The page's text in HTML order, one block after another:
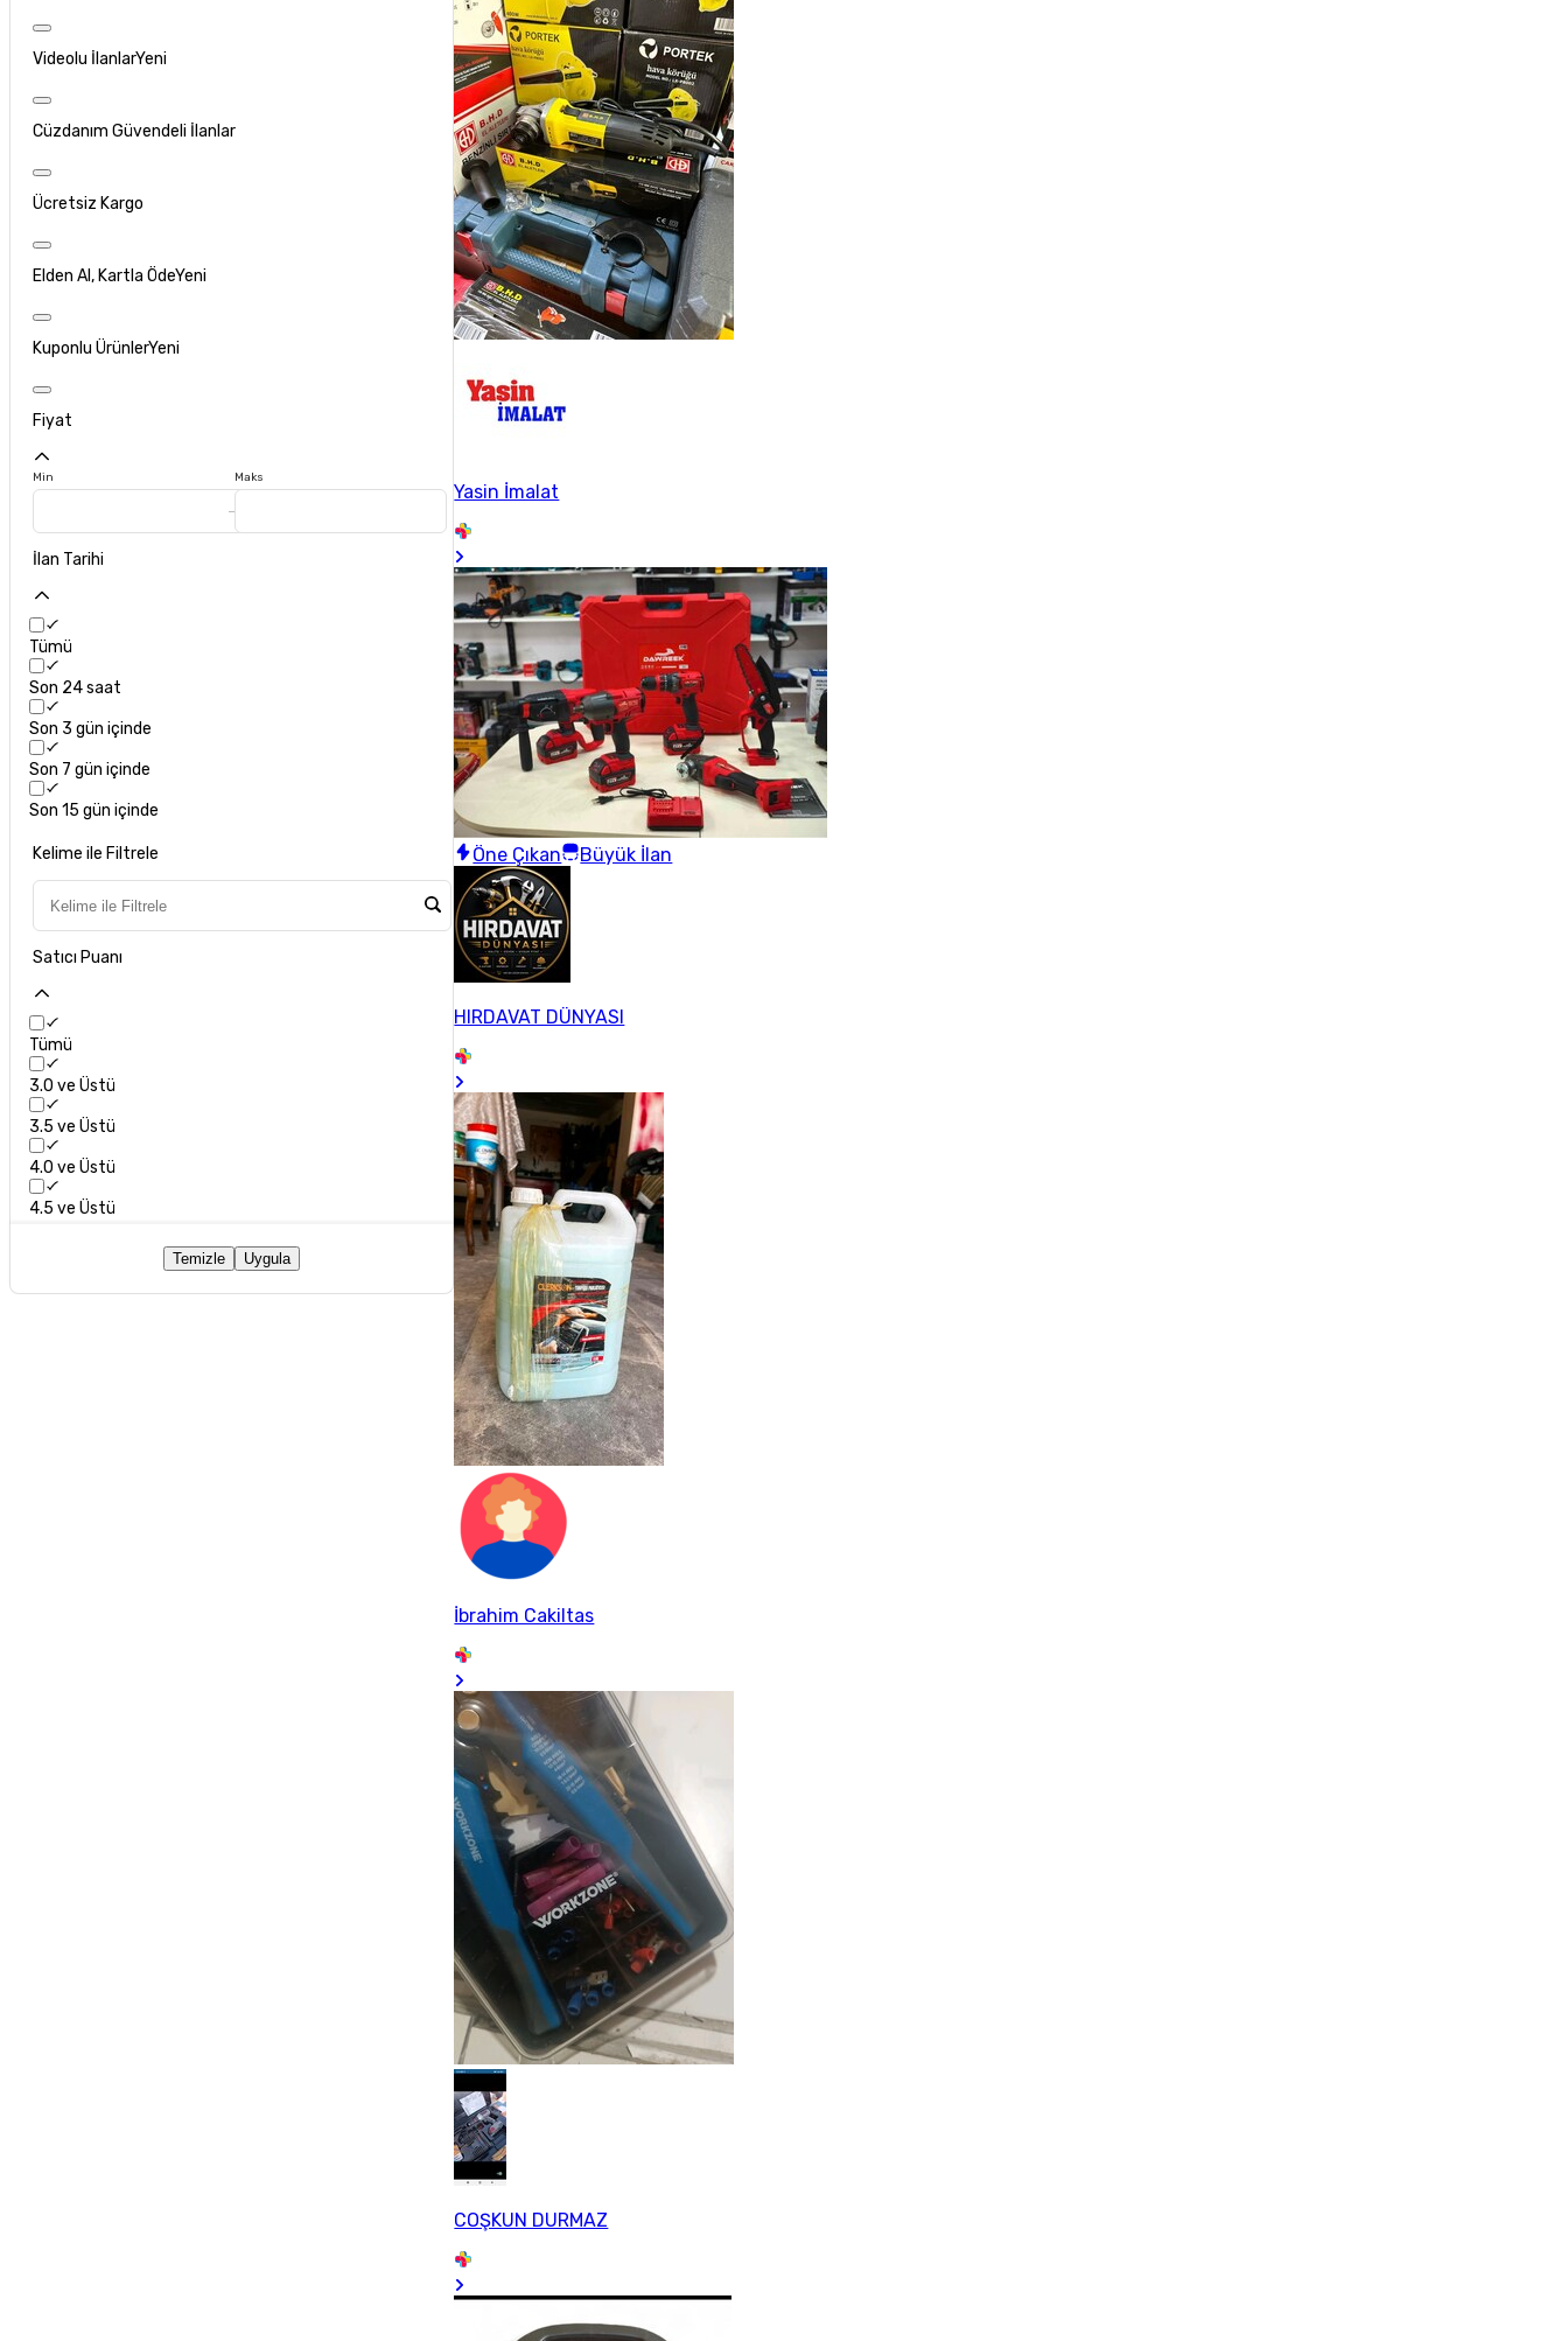
Videolu İlanlarYeni
Cüzdanım Güvendeli İlanlar
Ücretsiz Kargo
Elden Al, Kartla ÖdeYeni
Kuponlu ÜrünlerYeni
Fiyat
Min Maks
İlan Tarihi
Tümü
Son 24 saat
Son 3 gün içinde
Son 7 gün içinde
Son 15 gün içinde
Kelime ile Filtrele
Satıcı Puanı
Tümü
3.0 ve Üstü
3.5 ve Üstü
4.0 ve Üstü
4.5 ve Üstü
Temizle Uygula
Yasin İmalat
Öne Çıkan Büyük İlan
HIRDAVAT DÜNYASI
İbrahim Cakiltas
COŞKUN DURMAZ